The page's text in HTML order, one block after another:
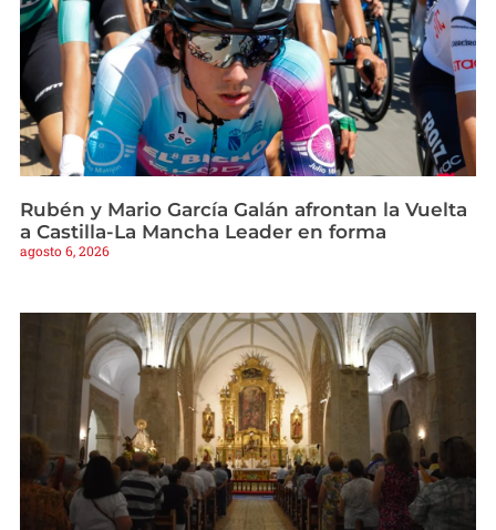
Rubén y Mario García Galán afrontan la Vuelta
a Castilla-La Mancha Leader en forma
agosto 6, 2026